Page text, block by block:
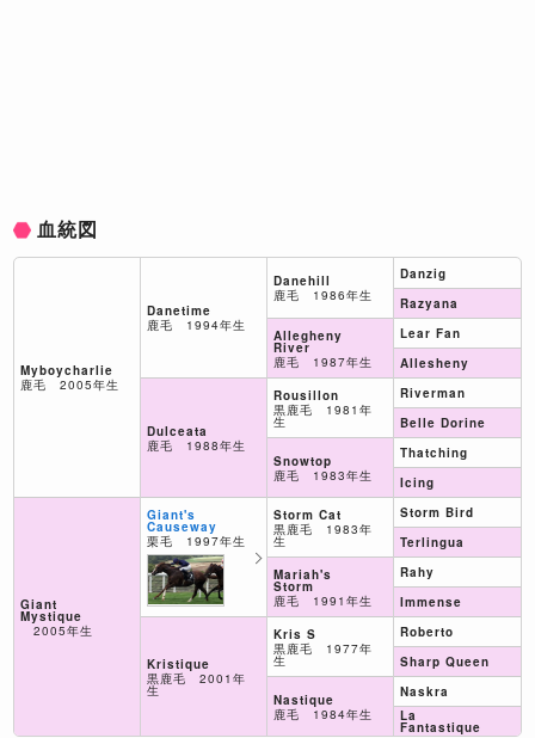
血統図
Myboycharlie
鹿毛 2005年生
Giant
Mystique
2005年生
Danetime
鹿毛 1994年生
Dulceata
鹿毛 1988年生
Giant's
Causeway
栗毛 1997年生
Kristique
黒鹿毛 2001年
生
Danehill
鹿毛 1986年生
Allegheny
River
鹿毛 1987年生
Rousillon
黒鹿毛 1981年
生
Snowtop
鹿毛 1983年生
Storm Cat
黒鹿毛 1983年
生
Mariah's
Storm
鹿毛 1991年生
Kris S
黒鹿毛 1977年
生
Nastique
鹿毛 1984年生
Danzig
Razyana
Lear Fan
Allesheny
Riverman
Belle Dorine
Thatching
Icing
Storm Bird
Terlingua
Rahy
Immense
Roberto
Sharp Queen
Naskra
La
Fantastique